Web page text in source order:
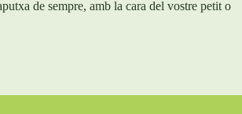
de sempre, amb la cara del vostre petit o